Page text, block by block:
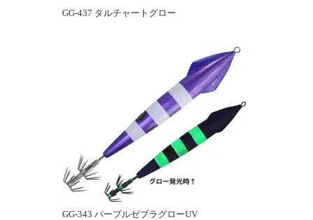
GG-437 タルチャートグロー
GG-343 パープルゼブラグローUV